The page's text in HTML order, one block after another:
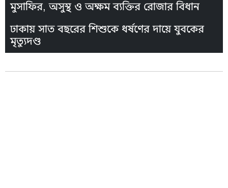
মুসাফির, অসুস্থ ও অক্ষম ব্যক্তির রোজার বিধান
ঢাকায় সাত বছরের শিশুকে ধর্ষণের দায়ে যুবকের
মৃত্যুদণ্ড